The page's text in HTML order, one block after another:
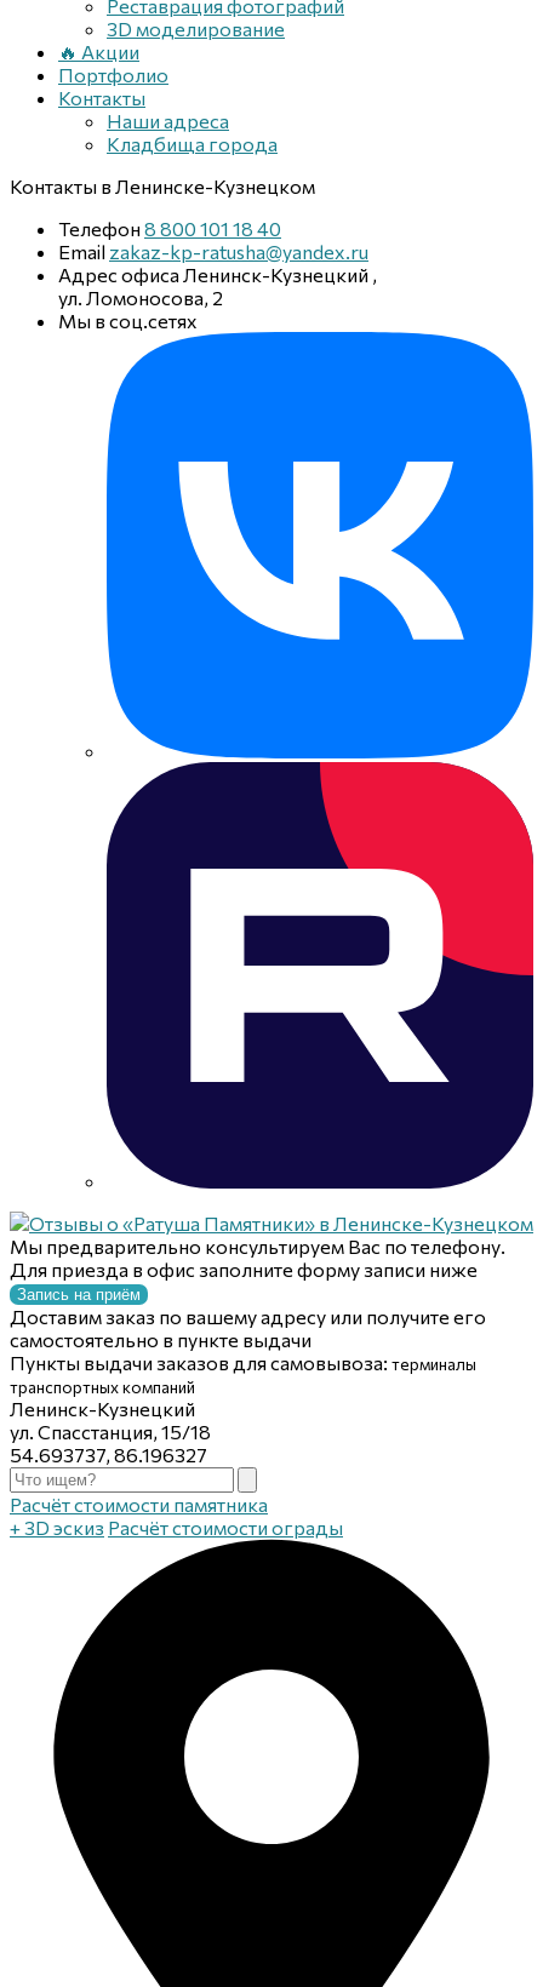
Реставрация фотографий
3D моделирование
🔥 Акции
Портфолио
Контакты
Наши адреса
Кладбища города
Контакты в Ленинске-Кузнецком
Телефон 8 800 101 18 40
Email zakaz-kp-ratusha@yandex.ru
Адрес офиса Ленинск-Кузнецкий ,
ул. Ломоносова, 2
Мы в соц.сетях
Мы предварительно консультируем Вас по телефону.
Для приезда в офис заполните форму записи ниже
Запись на приём
Доставим заказ по вашему адресу или получите его
самостоятельно в пункте выдачи
Пункты выдачи заказов для самовывоза: терминалы
транспортных компаний
Ленинск-Кузнецкий
ул. Спасстанция, 15/18
54.693737, 86.196327
Расчёт стоимости памятника
+ 3D эскиз Расчёт стоимости ограды